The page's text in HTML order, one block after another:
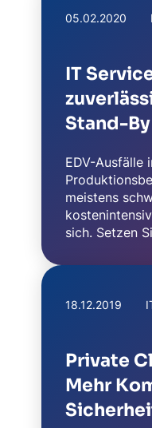
05.02.2020
IT
Stand-By
EDV-Ausfälle
meistens
sich. Setzen
18.12.2019
Private
Mehr